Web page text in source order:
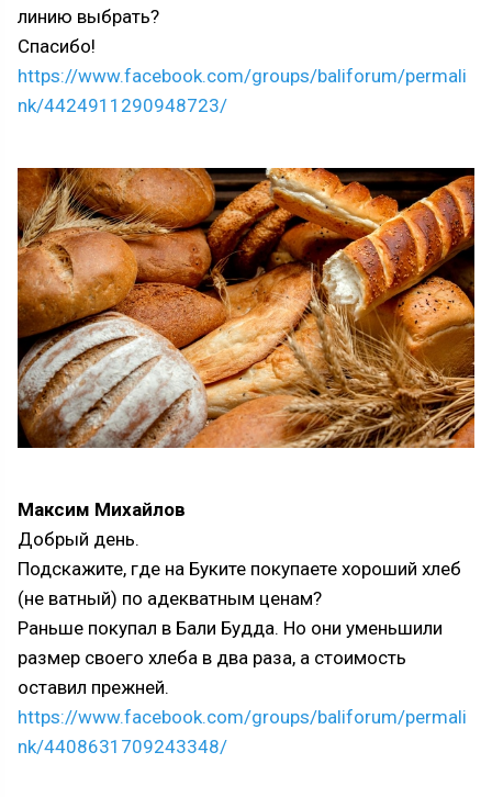
линию выбрать?
Спасибо!
https://www.facebook.com/groups/baliforum/permali
nk/4424911290948723/
Максим Михайлов
Добрый день.
Подскажите, где на Буките покупаете хороший хлеб
(не ватный) по адекватным ценам?
Раньше покупал в Бали Будда. Но они уменьшили
размер своего хлеба в два раза, а стоимость
оставил прежней.
https://www.facebook.com/groups/baliforum/permali
nk/4408631709243348/